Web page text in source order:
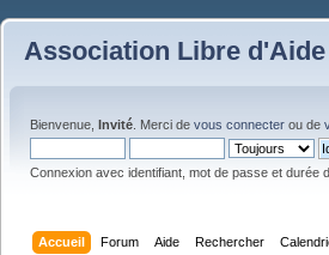
Association Libre
Bienvenue, Invité . Merci de vous connecter ou de
Connexion avec identifiant, mot de passe et durée
Accueil Forum Aide Rechercher